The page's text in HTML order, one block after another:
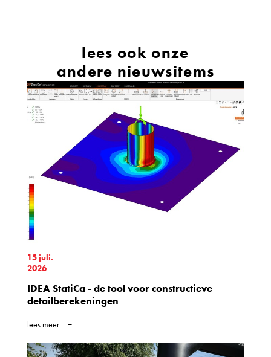
lees ook onze
andere nieuwsitems
15 juli.
2026
IDEA StatiCa - de tool voor constructieve
detailberekeningen
lees meer